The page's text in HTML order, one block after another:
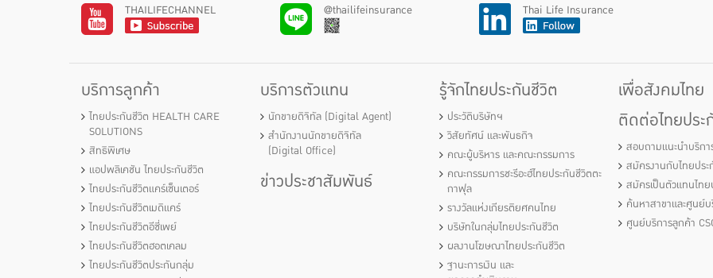
THAILIFECHANNEL @thailifeinsurance Thai Life Insurance
บริการลูกค้า
ไทยประกันชีวิต HEALTH CARE
SOLUTIONS
สิทธิพิเศษ
แอปพลิเคชัน ไทยประกันชีวิต
ไทยประกันชีวิตแคร์เซ็นเตอร์
ไทยประกันชีวิตเมดิแคร์
ไทยประกันชีวิตอีซี่เพย์
ไทยประกันชีวิตฮอตเคลม
ไทยประกันชีวิตประกันกลุ่ม
บริการตัวแทน
นักขายดิจิทัล (Digital Agent)
สำนักงานนักขายดิจิทัล
(Digital Office)
ข่าวประชาสัมพันธ์
รู้จักไทยประกันชีวิต
ประวัติบริษัทฯ
วิสัยทัศน์ และพันธกิจ
คณะผู้บริหาร และคณะกรรมการ
คณะกรรมการชะรีอะฮ์ไทยประกันชีวิตตะ
กาฟุล
รางวัลแห่งเกียรติยศคนไทย
บริษัทในกลุ่มไทยประกันชีวิต
ผลงานโฆษณาไทยประกันชีวิต
ฐานะการเงิน และ
เพื่อสังคมไทย
ติดต่อไทยปร
สอบถามแนะนำบริกา
สมัครงานกับไทยปร
สมัครเป็นตัวแทนไท
ค้นหาสาขาและศูนย์
ศูนย์บริการลูกค้า